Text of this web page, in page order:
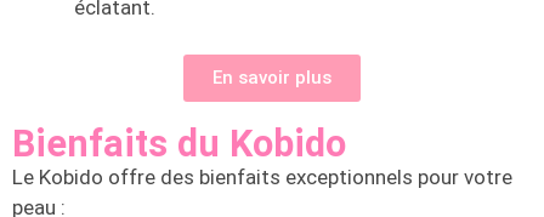
éclatant.
En savoir plus
Bienfaits du Kobido
Le Kobido offre des bienfaits exceptionnels pour votre
peau :